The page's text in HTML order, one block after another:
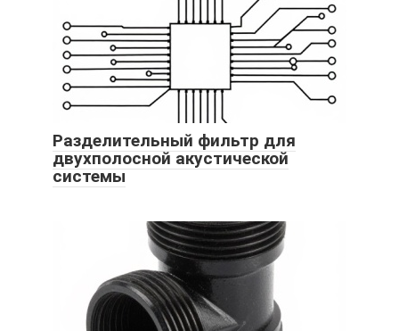
Разделительный фильтр для
двухполосной акустической
системы